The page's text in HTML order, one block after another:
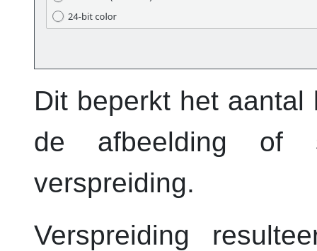
Dit beperkt het
de afbeelding of
verspreiding.
Verspreiding